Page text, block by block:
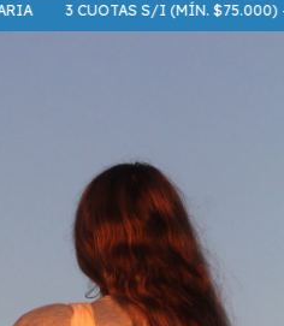
3 CUOTAS S/I (MÍN. $75.000) - 6